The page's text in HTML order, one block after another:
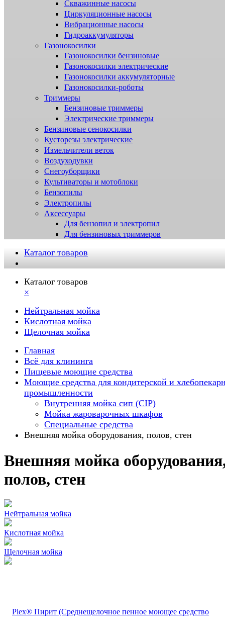
Скважинные насосы
Циркуляционные насосы
Вибрационные насосы
Гидроаккумуляторы
Газонокосилки
Газонокосилки бензиновые
Газонокосилки электрические
Газонокосилки аккумуляторные
Газонокосилки-роботы
Триммеры
Бензиновые триммеры
Электрические триммеры
Бензиновые сенокосилки
Кусторезы электрические
Измельчители веток
Воздуходувки
Снегоуборщики
Культиваторы и мотоблоки
Бензопилы
Электропилы
Аксессуары
Для бензопил и электропил
Для бензиновых триммеров
Каталог товаров
Каталог товаров
×
Нейтральная мойка
Кислотная мойка
Щелочная мойка
Главная
Всё для клининга
Пищевые моющие средства
Моющие средства для кондитерской и
промышленности
Внутренняя мойка сип (CIP)
Мойка жароварочных шкафов
Специальные средства
Внешняя мойка оборудования, полов, стен
Внешняя мойка
полов, стен
Нейтральная мойка
Кислотная мойка
Щелочная мойка